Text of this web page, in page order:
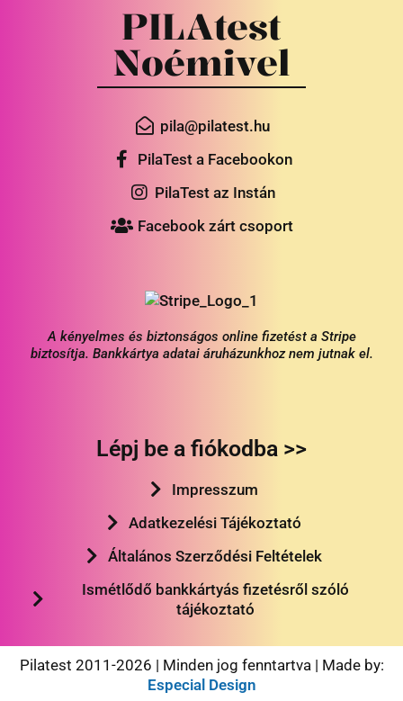
PILAtest
Noémivel
pila@pilatest.hu
PilaTest a Facebookon
PilaTest az Instán
Facebook zárt csoport
A kényelmes és biztonságos online fizetést a Stripe
biztosítja. Bankkártya adatai áruházunkhoz nem jutnak el.
Lépj be a fiókodba >>
Impresszum
Adatkezelési Tájékoztató
Általános Szerződési Feltételek
Ismétlődő bankkártyás fizetésről szóló
tájékoztató
Pilatest 2011-2026 | Minden jog fenntartva | Made by:
Especial Design